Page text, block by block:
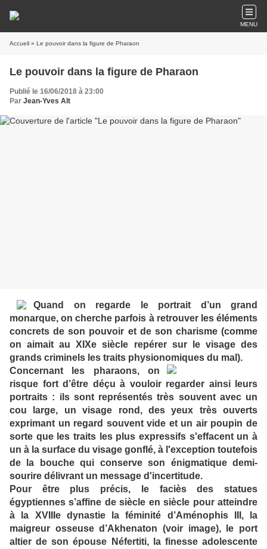
MENU
Accueil » Le pouvoir dans la figure de Pharaon
Le pouvoir dans la figure de Pharaon
Publié le 16/06/2018 à 23:00
Par Jean-Yves Alt
Quand on regarde le portrait d’un grand
monarque, on cherche parfois à retrouver les éléments
concrets de son pouvoir et de son charisme (comme
on aimait au XIXe siècle repérer sur le visage des
grands criminels les traits physionomiques du mal).
Concernant les pharaons, on
risque fort d’être déçu à vouloir regarder ainsi leurs
portraits : ils sont représentés très souvent avec un
cou large, un visage rond, des yeux très ouverts
exprimant un regard souvent vide et un air poupin de
sorte que les traits les plus expressifs s'effacent un à
un à la surface du visage gonflé, à l'exception toutefois
de la bouche qui conserve son énigmatique demi-
sourire délivrant un message d'incertitude.
Pour être plus précis, le faciès des statues
égyptiennes s’affine de siècle en siècle pour atteindre
à la XVIIIe dynastie la féminité d’Aménophis III, la
maigreur osseuse d’Akhenaton (voir image), le port
altier de son épouse Néfertiti, la finesse adolescente